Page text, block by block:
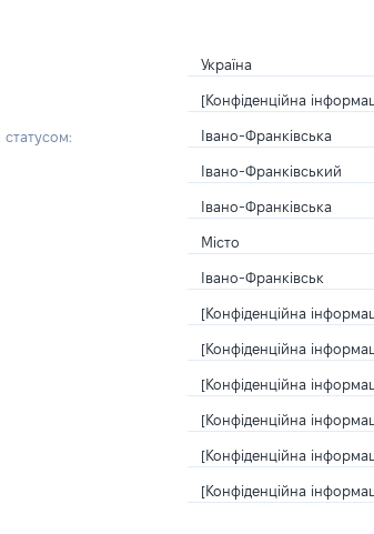
Україна
[Конфіденційна
статусом: Івано-Франківська
Івано-Франківський
Івано-Франківська
Місто
Івано-Франківськ
[Конфіденційна
[Конфіденційна
[Конфіденційна
[Конфіденційна
[Конфіденційна
[Конфіденційна